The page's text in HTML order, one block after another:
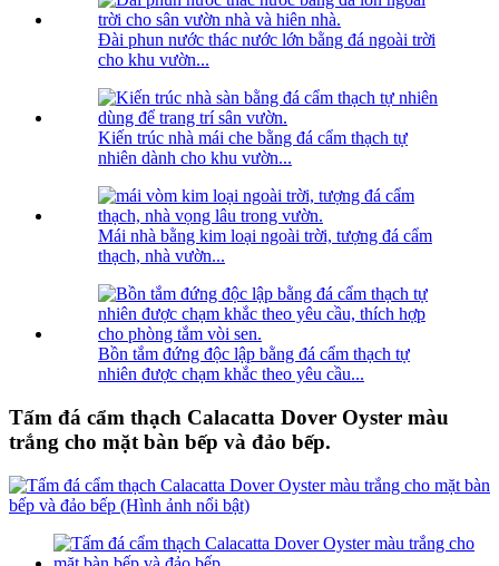
Đài phun nước thác nước lớn bằng đá ngoài trời
cho khu vườn...
Kiến trúc nhà mái che bằng đá cẩm thạch tự
nhiên dành cho khu vườn...
Mái nhà bằng kim loại ngoài trời, tượng đá cẩm
thạch, nhà vườn...
Bồn tắm đứng độc lập bằng đá cẩm thạch tự
nhiên được chạm khắc theo yêu cầu...
Tấm đá cẩm thạch Calacatta Dover Oyster màu
trắng cho mặt bàn bếp và đảo bếp.